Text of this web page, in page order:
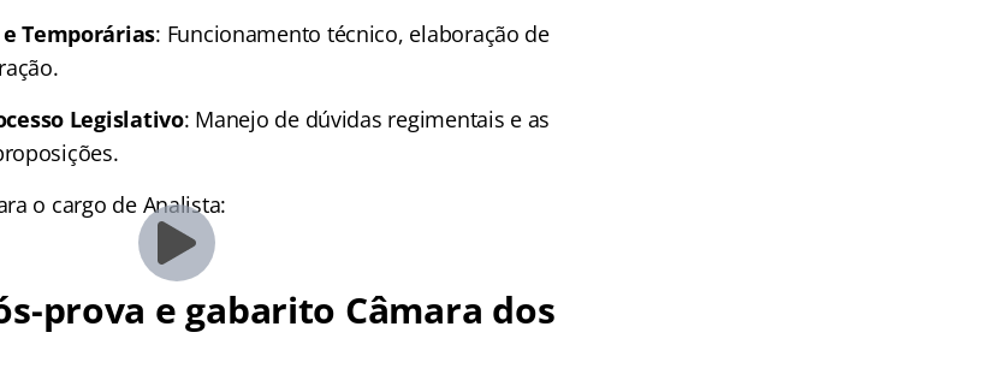
Temporárias: Funcionamento técnico, elaboração de
Legislativo: Manejo de dúvidas regimentais e as
o cargo de Analista:
prova e gabarito Câmara dos